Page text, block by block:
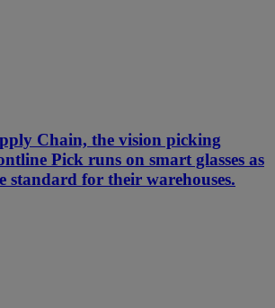
Chain, the vision picking
Pick runs on smart glasses as
standard for their warehouses.